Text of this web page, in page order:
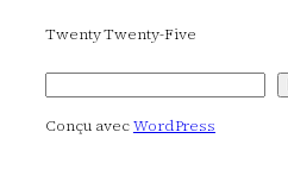
Twenty Twenty-Five
Rechercher
Conçu avecWordPress